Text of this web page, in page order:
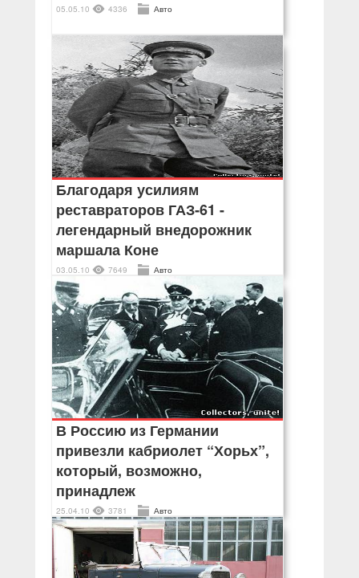
05.05.10 4336 Авто
Благодаря усилиям
реставраторов ГАЗ‑61 -
легендарный внедорожник
маршала Коне
03.05.10 7649 Авто
В Россию из Германии
привезли кабриолет “Хорьх”,
который, возможно,
принадлеж
25.04.10 3781 Авто